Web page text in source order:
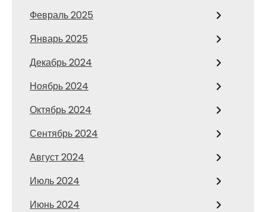
Февраль 2025
Январь 2025
Декабрь 2024
Ноябрь 2024
Октябрь 2024
Сентябрь 2024
Август 2024
Июль 2024
Июнь 2024